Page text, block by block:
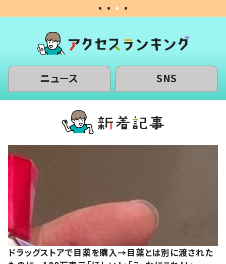
ニュース SNS
ドラッグストアで目薬を購入→目薬とは別に渡された